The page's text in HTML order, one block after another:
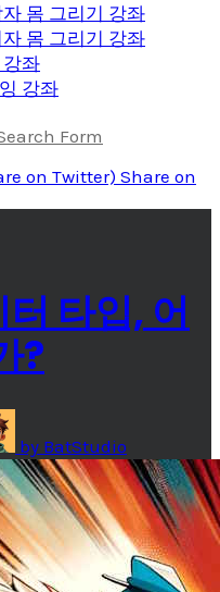
몸 그리기 강좌
몸 그리기 강좌
강좌
강좌
Form
on Twitter) Share on
타입, 어
?
by BatStudio